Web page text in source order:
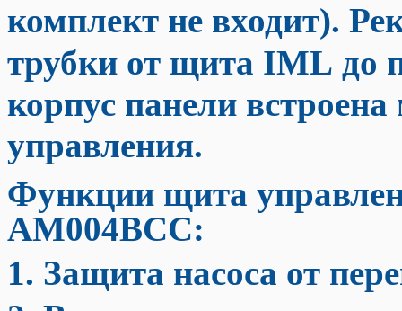
комплект не входит).
трубки от щита IML до
корпус панели
управления.
Функции щита
AM004BCC:
1. Защита насоса от